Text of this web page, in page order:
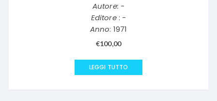
Autore: -
Editore: -
Anno: 1971
€100,00
LEGGI TUTTO